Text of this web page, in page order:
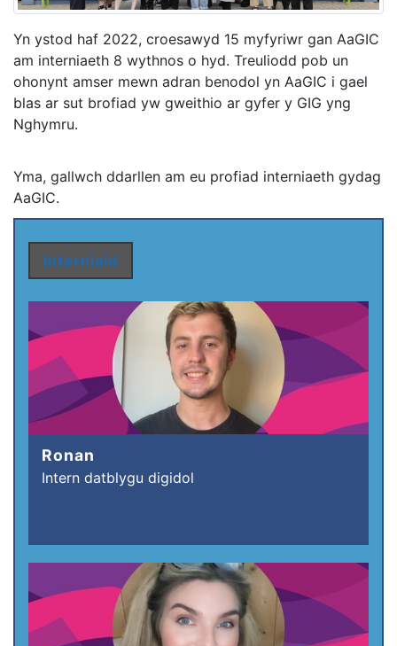
Yn ystod haf 2022, croesawyd 15 myfyriwr gan AaGIC
am interniaeth 8 wythnos o hyd. Treuliodd pob un
ohonynt amser mewn adran benodol yn AaGIC i gael
blas ar sut brofiad yw gweithio ar gyfer y GIG yng
Nghymru.
Yma, gallwch ddarllen am eu profiad interniaeth gydag
AaGIC.
Interniaid
Ronan
Intern datblygu digidol